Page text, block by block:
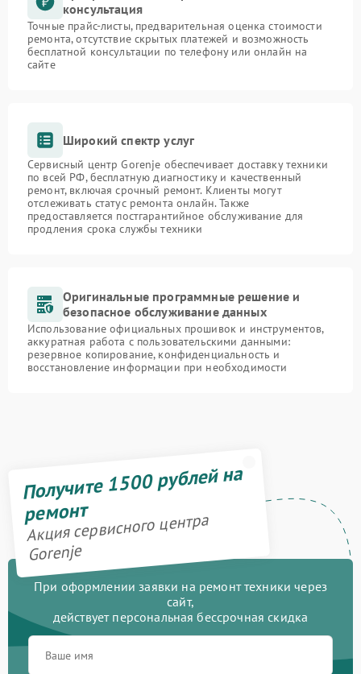
консультация
Точные прайс-листы, предварительная оценка стоимости
ремонта, отсутствие скрытых платежей и возможность
бесплатной консультации по телефону или онлайн на
сайте
Широкий спектр услуг
Сервисный центр Gorenje обеспечивает доставку техники
по всей РФ, бесплатную диагностику и качественный
ремонт, включая срочный ремонт. Клиенты могут
отслеживать статус ремонта онлайн. Также
предоставляется постгарантийное обслуживание для
продления срока службы техники
Оригинальные программные решение и
безопасное обслуживание данных
Использование официальных прошивок и инструментов,
аккуратная работа с пользовательскими данными:
резервное копирование, конфиденциальность и
восстановление информации при необходимости
Получите 1500 рублей на
ремонт
Акция сервисного центра
Gorenje
При оформлении заявки на ремонт техники через
сайт,
действует персональная бессрочная скидка